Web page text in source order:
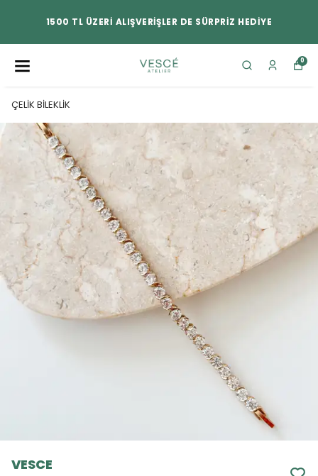
1500 TL ÜZERİ ALIŞVERİŞLER DE SÜRPRİZ HEDİYE
0
ÇELİK BİLEKLİK
VESCE